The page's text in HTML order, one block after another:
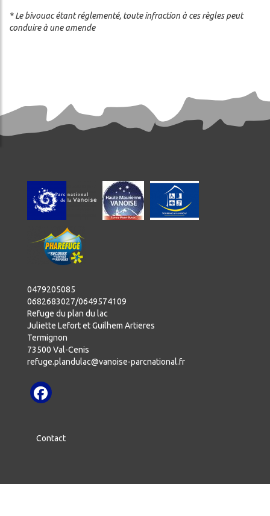
* Le bivouac étant réglementé, toute infraction à ces règles peut
conduire à une amende
0479205085
0682683027/0649574109
Refuge du plan du lac
Juliette Lefort et Guilhem Artieres
Termignon
73500 Val-Cenis
refuge.plandulac@vanoise-parcnational.fr
Contact